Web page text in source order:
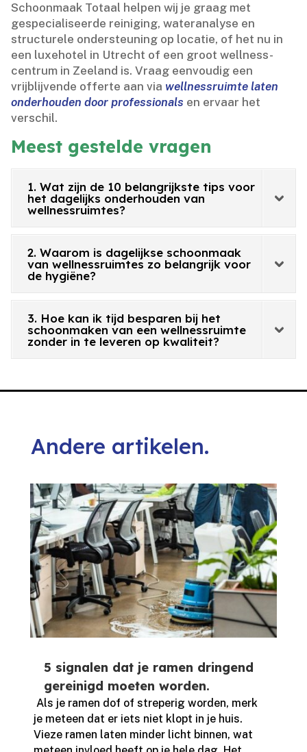
Schoonmaak Totaal helpen wij je graag met
gespecialiseerde reiniging, wateranalyse en
structurele ondersteuning op locatie, of het nu in
een luxehotel in Utrecht of een groot wellness-
centrum in Zeeland is.​ Vraag eenvoudig een
vrijblijvende offerte aan via wellnessruimte laten
onderhouden door professionals en ervaar het
verschil.​
Meest gestelde vragen
1. Wat zijn de 10 belangrijkste tips voor
het dagelijks onderhouden van
wellnessruimtes?
2. Waarom is dagelijkse schoonmaak
van wellnessruimtes zo belangrijk voor
de hygiëne?
3. Hoe kan ik tijd besparen bij het
schoonmaken van een wellnessruimte
zonder in te leveren op kwaliteit?
Andere artikelen.
5 signalen dat je ramen dringend
gereinigd moeten worden.
​ Als je ramen dof of streperig worden, merk
je meteen dat er iets niet klopt in je huis.​
Vieze ramen laten minder licht binnen, wat